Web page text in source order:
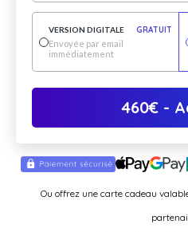
VERSION DIGITALE
GRATUIT
Envoyée par email
immédiatement
460€-
Ou offrez une carte cadeau